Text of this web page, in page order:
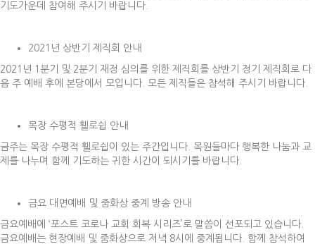
기도가운데 참여해 주시기 바랍니다.
2021년 상반기 제직회 안내
2021년 1분기 및 2분기 재정 심의를 위한 제직회를 상반기 정기 제직회로 다
음 주 예배 후에 본당에서 모입니다. 모든 제직들은 참석해 주시기 바랍니다.
목장 수평적 휄로쉽 안내
금주는 목장 수평적 휄로쉽이 있는 주간입니다. 목원들마다 행복한 나눔과 교
제를 나누며 함께 기도하는 귀한 시간이 되시기를 바랍니다.
금요 대면예배 및 줌화상 중계 방송 안내
금요예배에 ‘포스트 코로나 교회 회복 시리즈’로 말씀이 선포되고 있습니다.
금요예배는 현장예배 및 줌화상으로 저녁 8시에 중계됩니다. 함께 참석하여